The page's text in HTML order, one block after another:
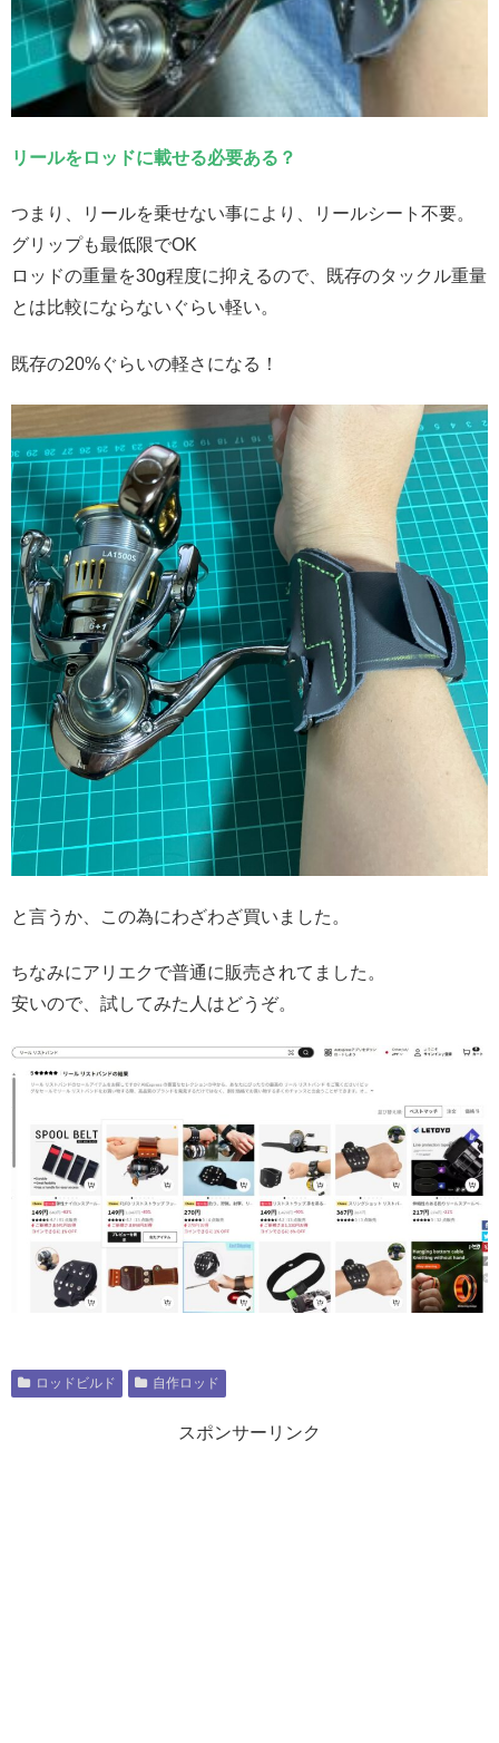
リールをロッドに載せる必要ある？
つまり、リールを乗せない事により、リールシート不要。
グリップも最低限でOK
ロッドの重量を30g程度に抑えるので、既存のタックル重量
とは比較にならないぐらい軽い。
既存の20%ぐらいの軽さになる！
と言うか、この為にわざわざ買いました。
ちなみにアリエクで普通に販売されてました。
安いので、試してみた人はどうぞ。
ロッドビルド 自作ロッド
スポンサーリンク